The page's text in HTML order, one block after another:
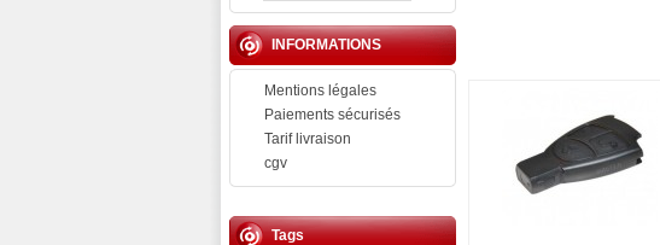
INFORMATIONS
Mentions légales
Paiements sécurisés
Tarif livraison
cgv
Tags